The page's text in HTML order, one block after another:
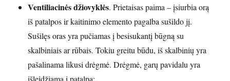
Ventiliacinės džiovyklės. Prietaisas paima – įsiurbia orą
iš patalpos ir kaitinimo elemento pagalba sušildo jį.
Sušilęs oras yra pučiamas į besisukantį būgną su
skalbiniais ar rūbais. Tokiu greitu būdu, iš skalbinių yra
pašalinama likusi drėgmė. Drėgmė, garų pavidalu yra